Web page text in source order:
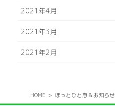
2021年4月
2021年3月
2021年2月
HOME ほっとひと息＆お知らせ